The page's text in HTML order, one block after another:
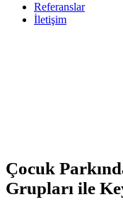
Referanslar
İletişim
Çocuk
Grupları ile